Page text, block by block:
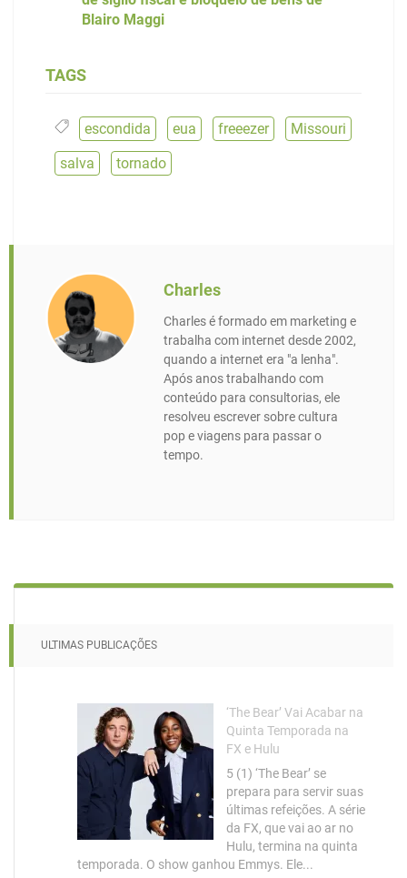
Blairo Maggi
TAGS
escondida eua freeezer Missouri
salva
tornado
Charles
Charles é formado em marketing e
trabalha com internet desde 2002,
quando a internet era "a lenha".
Após anos trabalhando com
conteúdo para consultorias, ele
resolveu escrever sobre cultura
pop e viagens para passar o
tempo.
ULTIMAS PUBLICAÇÕES
‘The Bear’ Vai Acabar na
Quinta Temporada na
FX e Hulu
5 (1) ‘The Bear’ se
prepara para servir suas
últimas refeições. A série
da FX, que vai ao ar no
Hulu, termina na quinta
temporada. O show ganhou Emmys. Ele...